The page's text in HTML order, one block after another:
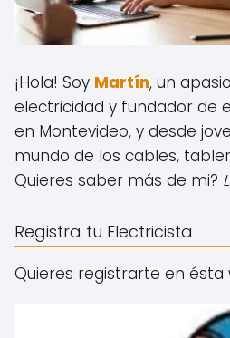
¡Hola! Soy Martín, un
electricidad y fundador de
en Montevideo, y desde
mundo de los cables,
Quieres saber más de mi?
Registra tu Electricista
Quieres registrarte en ésta